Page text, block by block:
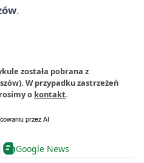
.
została pobrana z
W przypadku zastrzeżeń
o kontakt.
Google News